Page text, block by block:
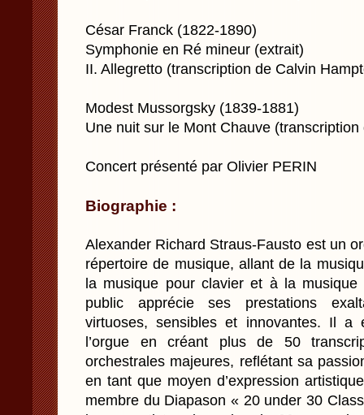
César Franck (1822-1890)
Symphonie en Ré mineur (extrait)
II. Allegretto (transcription de Calvin
Modest Mussorgsky (1839-1881)
Une nuit sur le Mont Chauve
Concert présenté par Olivier PERIN
Biographie :
Alexander Richard Straus-Fausto est un
répertoire de musique, allant de la
la musique pour clavier et à la musique
public apprécie ses prestations
virtuoses, sensibles et innovantes. Il a
l’orgue en créant plus de 50
orchestrales majeures, reflétant sa
en tant que moyen d’expression
membre du Diapason « 20 under 30